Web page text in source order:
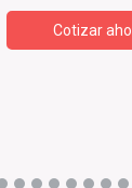
Cotizar